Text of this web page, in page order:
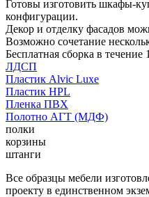
Готовы изготовить шкафы-
конфигурации.
Декор и отделку фасадов
Возможно сочетание
Бесплатная сборка в течение
ЛДСП
Пластик Alvic Luxe
Пластик HPL
Пленка ПВХ
Полотно АГТ (МДФ)
полки
корзины
штанги
Все образцы мебели
проекту в единственном